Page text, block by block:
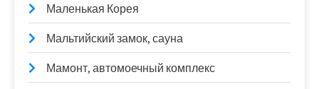
Маленькая Корея
Мальтийский замок, сауна
Мамонт, автомоечный комплекс